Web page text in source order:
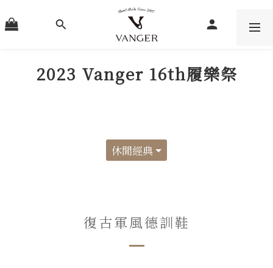
2023 Vanger 16th履樂祭
休閒經典
復古軍風德訓鞋